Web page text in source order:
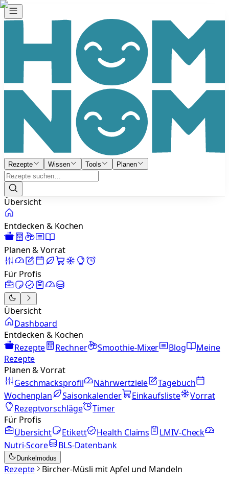
Rezepte Wissen Tools Planen
Übersicht
Entdecken & Kochen
Planen & Vorrat
Für Profis
Übersicht
Dashboard
Entdecken & Kochen
Rezepte
Rechner Smoothie-Mixer Blog
Meine
Rezepte
Planen & Vorrat
Geschmacksprofil
Nährwertziele
Tagebuch
Wochenplan
Saisonkalender Einkaufsliste
Vorrat
Rezeptvorschläge
Timer
Für Profis
Übersicht
Etikett Health Claims
LMIV-Check
Nutri-Score
BLS-Datenbank
Dunkelmodus
Rezepte Bircher-Müsli mit Apfel und Mandeln